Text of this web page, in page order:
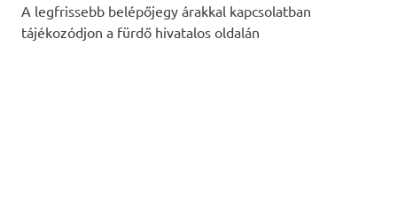
A legfrissebb belépőjegy árakkal kapcsolatban
tájékozódjon a fürdő hivatalos oldalán